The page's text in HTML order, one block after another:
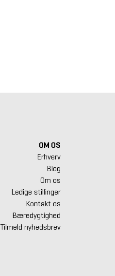
OM OS
Erhverv
Blog
Om os
Ledige stillinger
Kontakt os
Bæredygtighed
Tilmeld nyhedsbrev